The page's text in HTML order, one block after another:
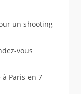
un shooting
vous
Paris en 7